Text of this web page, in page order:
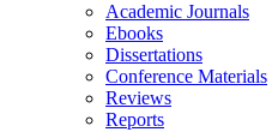
Academic Journals
Ebooks
Dissertations
Conference Materials
Reviews
Reports